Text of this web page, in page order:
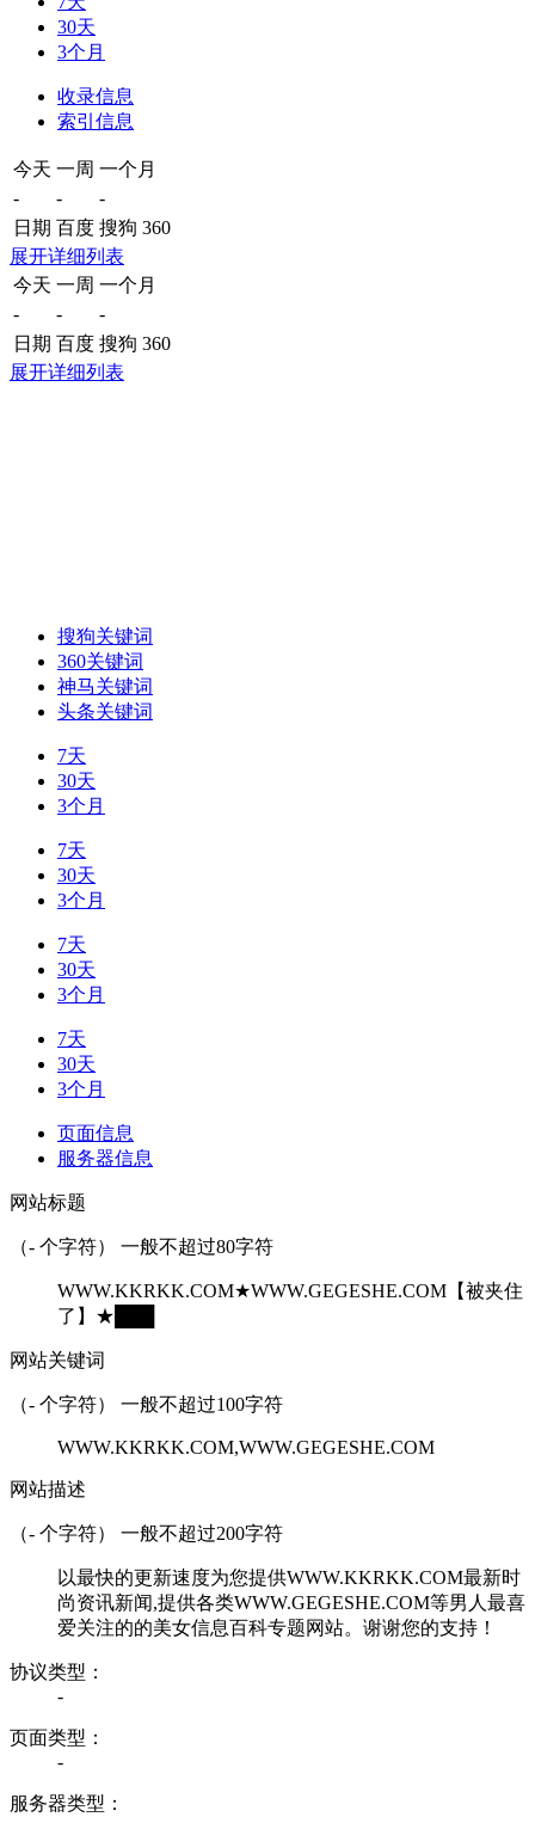
30天
3个月
收录信息
索引信息
今天 一周 一个月
-
-
-
日期 百度 搜狗 360
展开详细列表
今天 一周 一个月
-
-
-
日期 百度 搜狗 360
展开详细列表
搜狗关键词
360关键词
神马关键词
头条关键词
7天
30天
3个月
7天
30天
3个月
7天
30天
3个月
7天
30天
3个月
页面信息
服务器信息
网站标题
（- 个字符） 一般不超过80字符
WWW.KKRKK.COM★WWW.GEGESHE.COM【被夹住
了】★███
网站关键词
（- 个字符） 一般不超过100字符
WWW.KKRKK.COM,WWW.GEGESHE.COM
网站描述
（- 个字符） 一般不超过200字符
以最快的更新速度为您提供WWW.KKRKK.COM最新时
尚资讯新闻,提供各类WWW.GEGESHE.COM等男人最喜
爱关注的的美女信息百科专题网站。谢谢您的支持！
协议类型：
-
页面类型：
-
服务器类型：